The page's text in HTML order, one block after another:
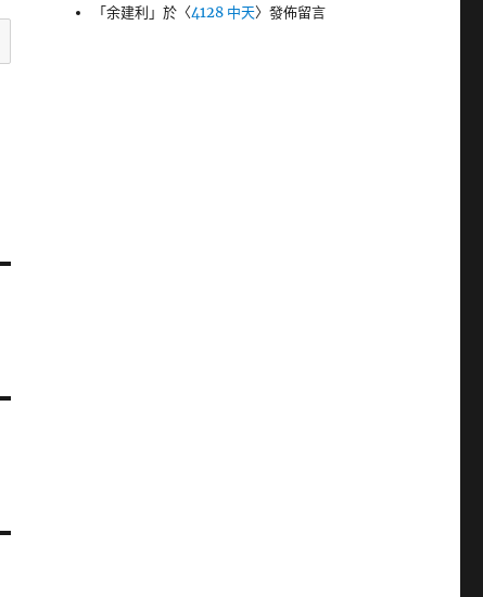
「余建利 」於〈4128 中天〉發佈留言